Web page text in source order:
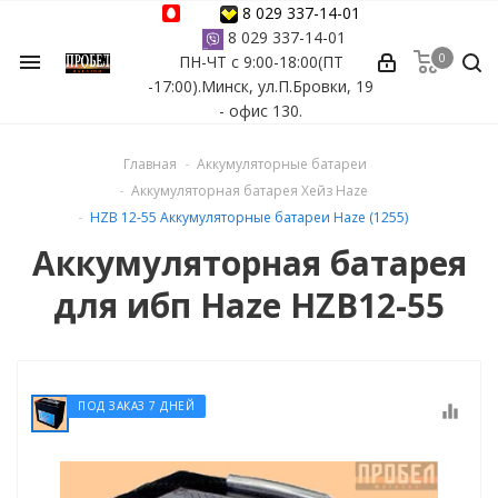
menu
8 029 337-14-01
8 029 337-14-01
ПН-ЧТ с 9:00-18:00(ПТ
-17:00).Минск, ул.П.Бровки, 19
- офис 130.
бассейнов
0
Главная
Аккумуляторные батареи
Аккумуляторная батарея Хейз Haze
HZB 12-55 Аккумуляторные батареи Haze (1255)
Аккумуляторная батарея
для ибп Haze HZB12-55
ПОД ЗАКАЗ 7 ДНЕЙ equalizer